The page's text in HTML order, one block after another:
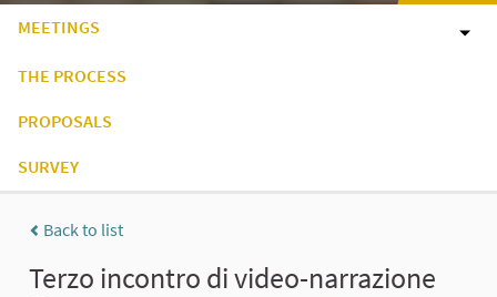
MEETINGS
THE PROCESS
PROPOSALS
SURVEY
Back to list
Terzo incontro di video-narrazione